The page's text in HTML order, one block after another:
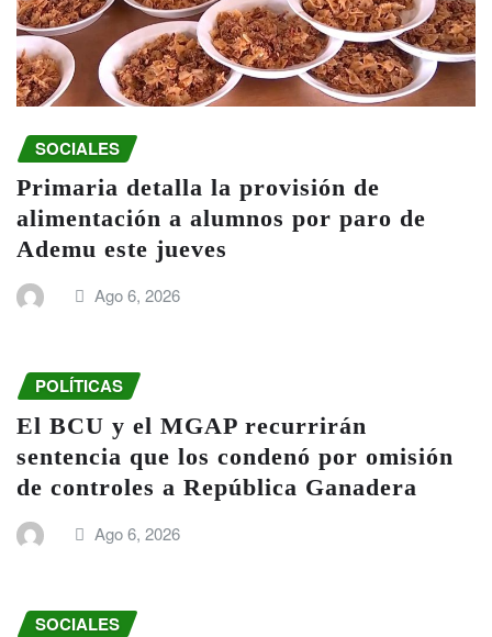
SOCIALES
Primaria detalla la provisión de
alimentación a alumnos por paro de
Ademu este jueves
Ago 6, 2026
POLÍTICAS
El BCU y el MGAP recurrirán
sentencia que los condenó por omisión
de controles a República Ganadera
Ago 6, 2026
SOCIALES